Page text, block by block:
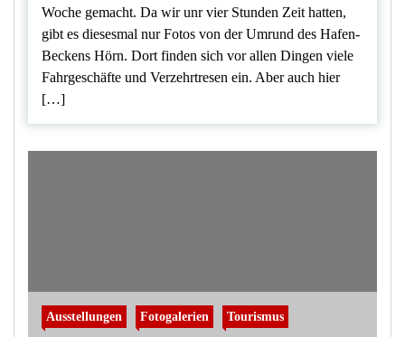
Woche gemacht. Da wir unr vier Stunden Zeit hatten,
gibt es diesesmal nur Fotos von der Umrund des Hafen-
Beckens Hörn. Dort finden sich vor allen Dingen viele
Fahrgeschäfte und Verzehrtresen ein. Aber auch hier
[…]
Ausstellungen Fotogalerien Tourismus